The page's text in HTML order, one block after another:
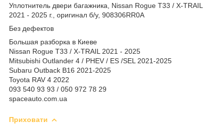
Уплотнитель двери багажника, Nissan Rogue T33 / X-TRAIL
2021 - 2025 г., оригинал б/у, 908306RR0A
Без дефектов
Большая разборка в Киеве
Nissan Rogue T33 / X-TRAIL 2021 - 2025
Mitsubishi Outlander 4 / PHEV / ES /SEL 2021-2025
Subaru Outback B16 2021-2025
Toyota RAV 4 2022
093 540 93 93 / 050 972 78 29
spaceauto.com.ua
Приховати